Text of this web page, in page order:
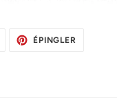
PARTAGERÉPINGLER